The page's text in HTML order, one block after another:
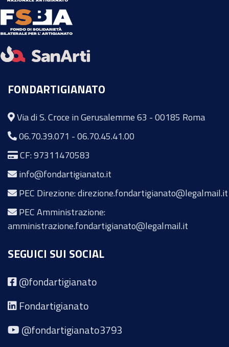
FONDARTIGIANATO
Via di S. Croce in Gerusalemme 63 - 00185 Roma
06.70.39.071 -06.70.45.41.00
CF: 97311470583
info@fondartigianato.it
PEC Direzione: direzione.fondartigianato@legalmail.it
PEC Amministrazione:
amministrazione.fondartigianato@legalmail.it
SEGUICI SUI SOCIAL
@fondartigianato
Fondartigianato
@fondartigianato3793